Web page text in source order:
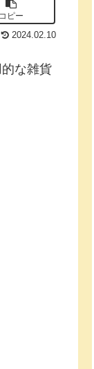
コピー
2024.02.10
な雑貨